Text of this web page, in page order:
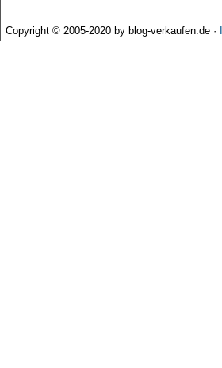
Copyright © 2005-2020 by blog-verkaufen.de ·